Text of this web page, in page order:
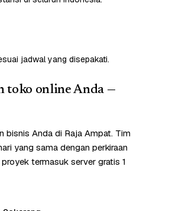
jadwal yang disepakati.
toko online Anda —
bisnis Anda di Raja Ampat. Tim
yang sama dengan perkiraan
termasuk server gratis 1